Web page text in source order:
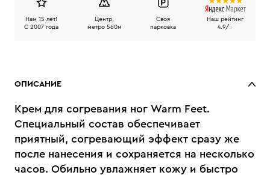
Нам 15 лет!
C 2007 года
Центр,
метро 560м
Своя
парковка
Наш рейтинг
4.9/5
ОПИСАНИЕ
Крем для согревания ног Warm Feet.
Специальный состав обеспечивает
приятный, согревающий эффект сразу же
после нанесения и сохраняется на несколько
часов. Обильно увлажняет кожу и быстро